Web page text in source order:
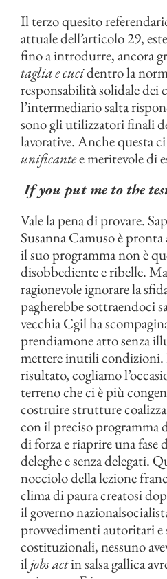
Il terzo quesito
attuale dell’articolo 29,
fino a introdurre, ancora
taglia e cucidentro la
responsabilità solidale dei
l’intermediario salta
sono gli utilizzatori finali
lavorative. Anche questa
unificantee meritevole di
If you put me to the
Vale la pena di provare.
Susanna Camuso è
il suo programma non è
disobbediente e ribelle.
ragionevole ignorare la
pagherebbe sottraendoci
vecchia Cgil ha
prendiamone atto senza
mettere inutili
risultato, cogliamo
terreno che ci è più
costruire strutture
con il preciso programma
di forza e riaprire una fase
deleghe e senza delegati.
nocciolo della lezione
clima di paura creatosi
il governo
provvedimenti autoritari
costituzionali, nessuno
iljobs actin salsa gallica